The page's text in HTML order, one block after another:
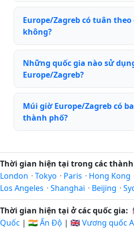
Europe/Zagreb có tuân
không?
Những quốc gia nào sử
Europe/Zagreb?
Múi giờ Europe/Zagreb có
thành phố?
Thời gian hiện tại trong các
London · Tokyo · Paris · Hong Kong
Los Angeles · Shanghai · Beijing ·
Thời gian hiện tại ở các quốc gia:
Quốc | 🇮🇳 Ấn Độ | 🇬🇧 Vương quốc